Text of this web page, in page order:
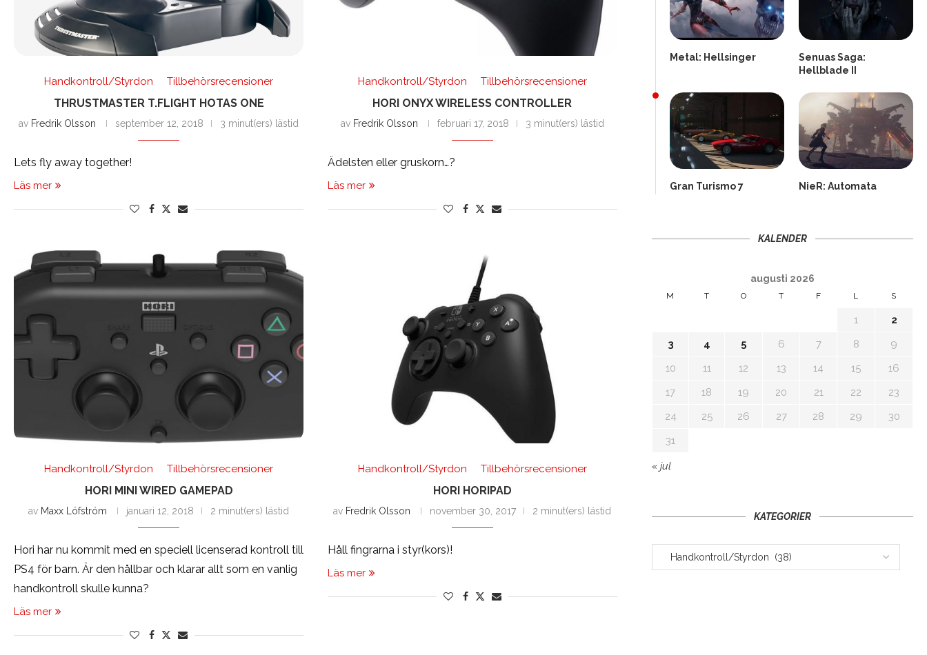
Handkontroll/Styrdon Tillbehörsrecensioner
THRUSTMASTER T.FLIGHT HOTAS ONE
av Fredrik Olsson september 12, 2018 3 minut(ers) lästid
Lets fly away together!
Läs mer
Handkontroll/Styrdon Tillbehörsrecensioner
HORI ONYX WIRELESS CONTROLLER
av Fredrik Olsson februari 17, 2018 3 minut(ers) lästid
Ädelsten eller gruskorn…?
Läs mer
Handkontroll/Styrdon Tillbehörsrecensioner
HORI MINI WIRED GAMEPAD
av Maxx Löfström januari 12, 2018 2 minut(ers) lästid
Hori har nu kommit med en speciell licenserad kontroll till
PS4 för barn. Är den hållbar och klarar allt som en vanlig
handkontroll skulle kunna?
Läs mer
Handkontroll/Styrdon Tillbehörsrecensioner
HORI HORIPAD
av Fredrik Olsson november 30, 2017 2 minut(ers) lästid
Håll fingrarna i styr(kors)!
Läs mer
Metal: Hellsinger
Senuas Saga:
Hellblade II
Gran Turismo 7 NieR: Automata
KALENDER
augusti 2026
M T O T F L S
1
2
3
4 5 6 7 8
9
10
11 12 13 14 15
16
17
18 19 20 21 22
23
24
25 26 27 28 29
30
31
« jul
KATEGORIER